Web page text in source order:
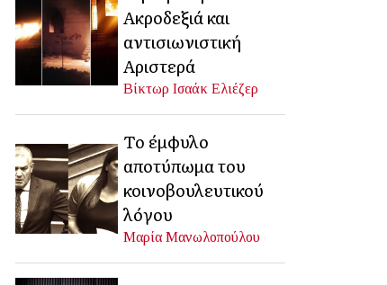
Ακροδεξιά και
αντισιωνιστική
Αριστερά
Βίκτωρ Ισαάκ Ελιέζερ
Το έμφυλο
αποτύπωμα του
κοινοβουλευτικού
λόγου
Μαρία Μανωλοπούλου